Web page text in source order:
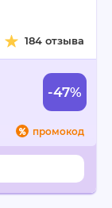
184 отзыва
-47%
промокод